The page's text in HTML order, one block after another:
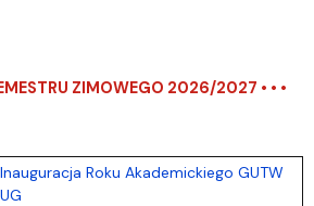
ZIMOWEGO 2026/2027 • • •
Inauguracja Roku Akademickiego GUTW
UG